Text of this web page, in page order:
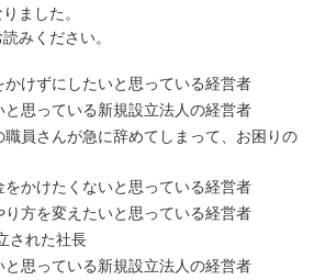
ました。
みください。
かけずにしたいと思っている経営者
と思っている新規設立法人の経営者
職員さんが急に辞めてしまって、お困りの
をかけたくないと思っている経営者
り方を変えたいと思っている経営者
された社長
と思っている新規設立法人の経営者